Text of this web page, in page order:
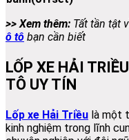
>> Xem thêm: Tất tần tật
ô tô bạn cần biết
LỐP XE HẢI
TÔ UY TÍN
Lốp xe Hải Triều là một
kinh nghiệm trong lĩnh